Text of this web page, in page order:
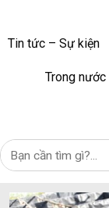
Tin tức – Sự kiện
Trong nước